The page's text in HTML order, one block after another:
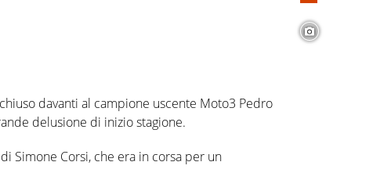
davanti al campione uscente Moto3 Pedro
delusione di inizio stagione.
Simone Corsi, che era in corsa per un